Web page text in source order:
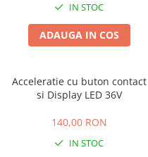
Controllere
Masini Electrice
Masina Electrica RDB
IN STOC
ADAUGA IN COS
Acceleratie cu buton contact
si Display LED 36V
140,00 RON
IN STOC